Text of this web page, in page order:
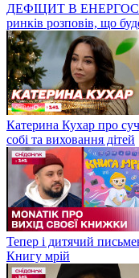
ДЕФІЦИТ В
ринків розповів, що
Катерина Кухар про
собі та виховання дітей
Тепер і дитячий
Книгу мрій